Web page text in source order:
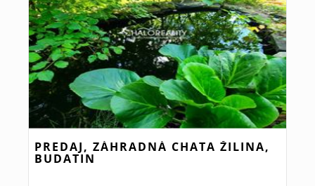
PREDAJ, ZÁHRADNÁ CHATA ŽILINA,
BUDATIN